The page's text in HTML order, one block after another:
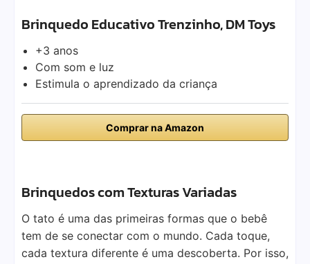
Brinquedo Educativo Trenzinho, DM Toys
+3 anos
Com som e luz
Estimula o aprendizado da criança
Comprar na Amazon
Brinquedos com Texturas Variadas
O tato é uma das primeiras formas que o bebê
tem de se conectar com o mundo. Cada toque,
cada textura diferente é uma descoberta. Por isso,